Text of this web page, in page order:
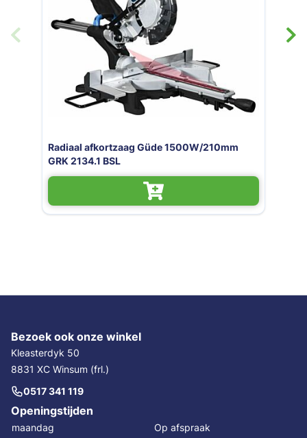
Radiaal afkortzaag Güde 2000W/305mm
GRK 3034.1 BSL
Bezoek ook onze winkel
Kleasterdyk 50
8831 XC Winsum (frl.)
0517 341 119
Openingstijden
maandag
Op afspraak